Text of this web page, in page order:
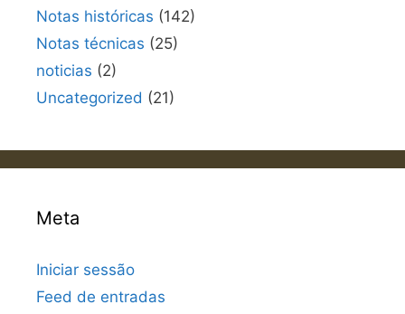
Notas históricas (142)
Notas técnicas (25)
noticias (2)
Uncategorized (21)
Meta
Iniciar sessão
Feed de entradas